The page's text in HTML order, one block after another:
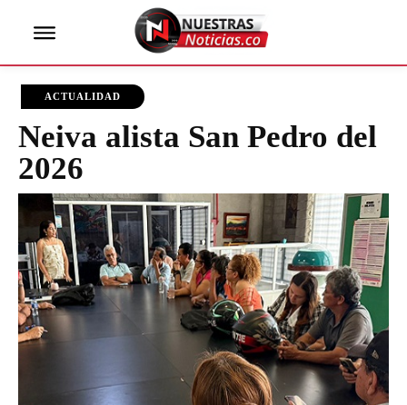
ACTUALIDAD
Neiva alista San Pedro del
2026